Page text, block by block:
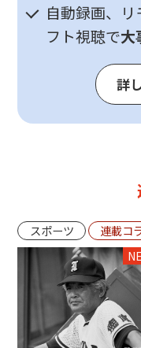
自動録画、
フト視聴で大
詳
スポーツ 連載コ